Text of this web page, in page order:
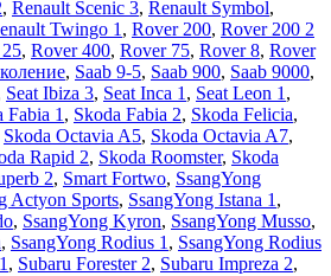
, Renault Scenic 3, Renault Symbol,
Twingo 1 , Rover 200, Rover 200 2
, Rover 400, Rover 75, Rover 8, Rover
, Saab 9-5, Saab 900, Saab 9000,
Seat Ibiza 3, Seat Inca 1 , Seat Leon 1 ,
Fabia 1 , Skoda Fabia 2, Skoda Felicia,
Skoda Octavia A5, Skoda Octavia A7,
Rapid 2, Skoda Roomster, Skoda
2, Smart Fortwo, SsangYong
Actyon Sports, SsangYong Istana 1 ,
, SsangYong Kyron, SsangYong Musso,
, SsangYong Rodius 1 , SsangYong Rodius
, Subaru Forester 2, Subaru Impreza 2,